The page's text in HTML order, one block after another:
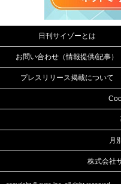
日刊サイゾーとは
お問い合わせ（情報提供/記事）
プレスリリース掲載について
月
株式会社